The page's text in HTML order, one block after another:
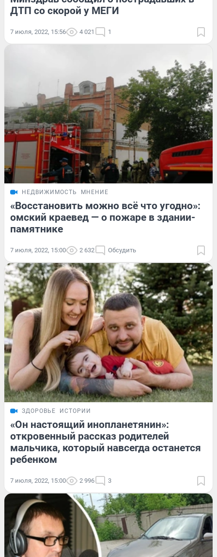
ДТП со скорой у МЕГИ
7 июля, 2022, 15:56 4 021 1
НЕДВИЖИМОСТЬ МНЕНИЕ
«Восстановить можно всё что угодно»:
омский краевед — о пожаре в здании-
памятнике
7 июля, 2022, 15:00 2 632 Обсудить
ЗДОРОВЬЕ ИСТОРИИ
«Он настоящий инопланетянин»:
откровенный рассказ родителей
мальчика, который навсегда останется
ребенком
7 июля, 2022, 15:00 2 996 3